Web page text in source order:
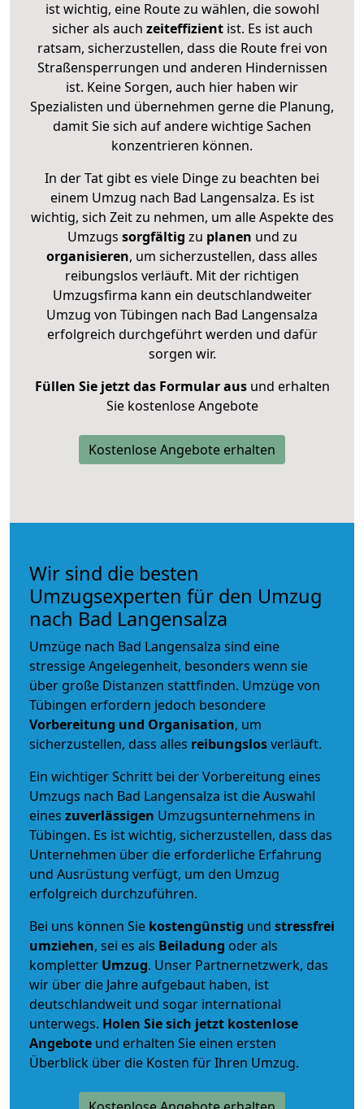
ist wichtig, eine Route zu wählen, die sowohl
sicher als auch zeiteffizientist. Es ist auch
ratsam, sicherzustellen, dass die Route frei von
Straßensperrungen und anderen Hindernissen
ist. Keine Sorgen, auch hier haben wir
Spezialisten und übernehmen gerne die Planung,
damit Sie sich auf andere wichtige Sachen
konzentrieren können.
In der Tat gibt es viele Dinge zu beachten bei
einem Umzug nach Bad Langensalza. Es ist
wichtig, sich Zeit zu nehmen, um alle Aspekte des
Umzugs sorgfältig zu planen und zu
organisieren, um sicherzustellen, dass alles
reibungslos verläuft. Mit der richtigen
Umzugsfirma kann ein deutschlandweiter
Umzug von Tübingen nach Bad Langensalza
erfolgreich durchgeführt werden und dafür
sorgen wir.
Füllen Sie jetzt das Formular ausund erhalten
Sie kostenlose Angebote
Kostenlose Angebote erhalten
Wir sind die besten
Umzugsexperten für den Umzug
nach Bad Langensalza
Umzüge nach Bad Langensalza sind eine
stressige Angelegenheit, besonders wenn sie
über große Distanzen stattfinden. Umzüge von
Tübingen erfordern jedoch besondere
Vorbereitung und Organisation, um
sicherzustellen, dass alles reibungslosverläuft.
Ein wichtiger Schritt bei der Vorbereitung eines
Umzugs nach Bad Langensalza ist die Auswahl
eines zuverlässigen Umzugsunternehmens in
Tübingen. Es ist wichtig, sicherzustellen, dass das
Unternehmen über die erforderliche Erfahrung
und Ausrüstung verfügt, um den Umzug
erfolgreich durchzuführen.
Bei uns können Sie kostengünstig und stressfrei
umziehen, sei es als Beiladung oder als
kompletter Umzug. Unser Partnernetzwerk, das
wir über die Jahre aufgebaut haben, ist
deutschlandweit und sogar international
unterwegs. Holen Sie sich jetzt kostenlose
Angebote und erhalten Sie einen ersten
Überblick über die Kosten für Ihren Umzug.